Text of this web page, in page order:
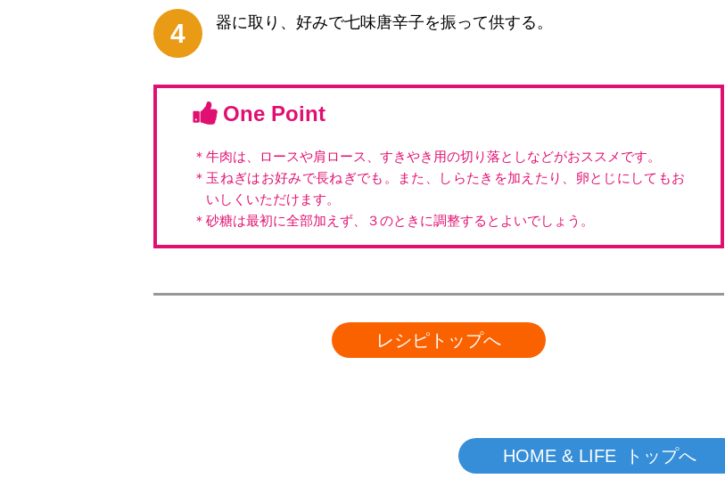
4 器に取り、好みで七味唐辛子を振って供する。
One Point
＊牛肉は、ロースや肩ロース、すきやき用の切り落としなどがおススメです。
＊玉ねぎはお好みで長ねぎでも。また、しらたきを加えたり、卵とじにしてもお
いしくいただけます。
＊砂糖は最初に全部加えず、３のときに調整するとよいでしょう。
レシピトップへ
HOME & LIFE トップへ